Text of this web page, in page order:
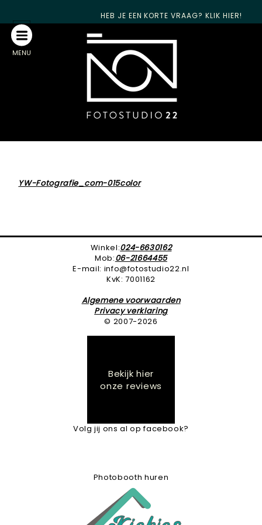
MENU
HEB JE EEN KORTE VRAAG? KLIK HIER!
YW-Fotografie_com-015color
Winkel:024-6630162
Mob:06-21664455
E-mail: info@fotostudio22.nl
KvK: 7001162
Algemene voorwaarden
Privacy verklaring
© 2007-2026
Bekijk hier
onze reviews
Volg jij ons al op facebook?
Photobooth huren